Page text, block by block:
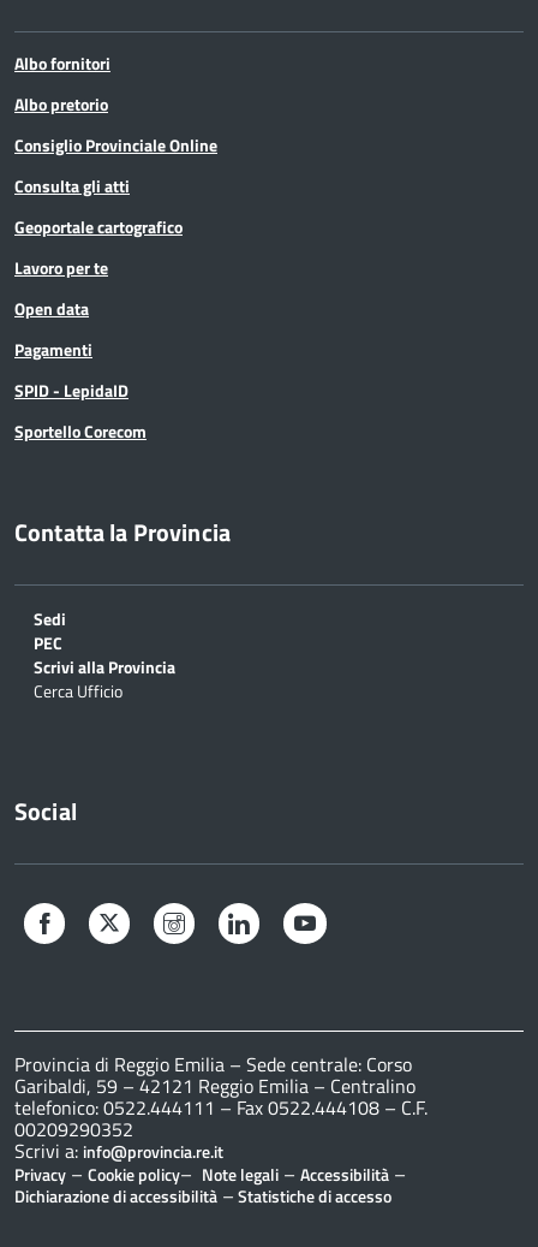
Albo fornitori
Albo pretorio
Consiglio Provinciale Online
Consulta gli atti
Geoportale cartografico
Lavoro per te
Open data
Pagamenti
SPID - LepidaID
Sportello Corecom
Contatta la Provincia
Sedi
PEC
Scrivi alla Provincia
Cerca Ufficio
Social
Facebook Twitter Instagram LinkedIn
Provincia di Reggio Emilia – Sede centrale: Corso
Garibaldi, 59 – 42121 Reggio Emilia – Centralino
telefonico: 0522.444111 – Fax 0522.444108 – C.F.
00209290352
Scrivi a: info@provincia.re.it
Privacy – Cookie policy– Note legali – Accessibilità –
Dichiarazione di accessibilità –Statistiche di accesso